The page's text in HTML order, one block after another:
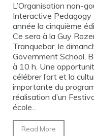
L’Organisation non-
Interactive
année la cinquième
Ce sera à la Guy
Tranquebar, le
Government School,
à 10 h. Une
célébrer l’art et la
importante du
réalisation d’un
école...
Read More